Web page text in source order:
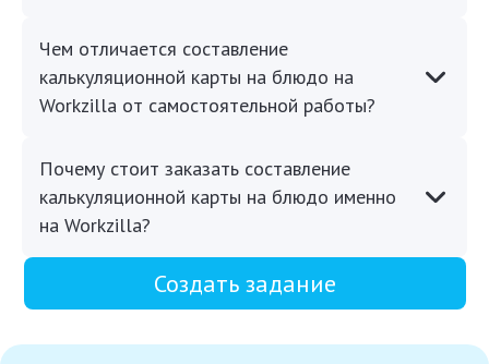
Чем отличается составление
калькуляционной карты на блюдо на
Workzilla от самостоятельной работы?
Почему стоит заказать составление
калькуляционной карты на блюдо именно
на Workzilla?
Создать задание